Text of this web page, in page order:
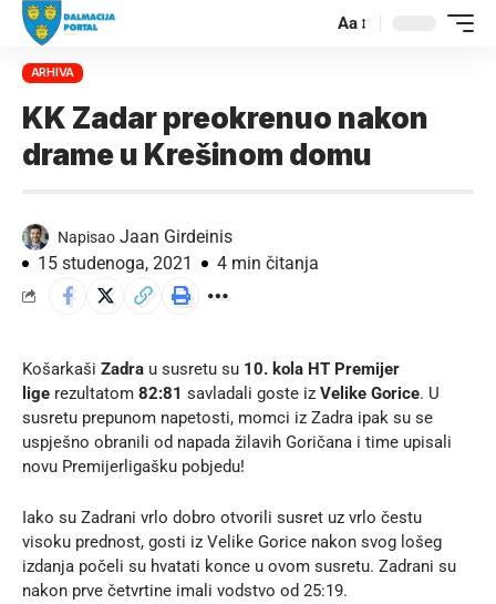
Aa
ARHIVA
KK Zadar preokrenuo nakon
drame u Krešinom domu
Napisao Jaan Girdeinis
15 studenoga, 2021
4 min čitanja
Košarkaši Zadra u susretu su 10. kola HT Premijer
lige rezultatom 82:81 savladali goste iz Velike Gorice. U
susretu prepunom napetosti, momci iz Zadra ipak su se
uspješno obranili od napada žilavih Goričana i time upisali
novu Premijerligašku pobjedu!
Iako su Zadrani vrlo dobro otvorili susret uz vrlo čestu
visoku prednost, gosti iz Velike Gorice nakon svog lošeg
izdanja počeli su hvatati konce u ovom susretu. Zadrani su
nakon prve četvrtine imali vodstvo od 25:19.